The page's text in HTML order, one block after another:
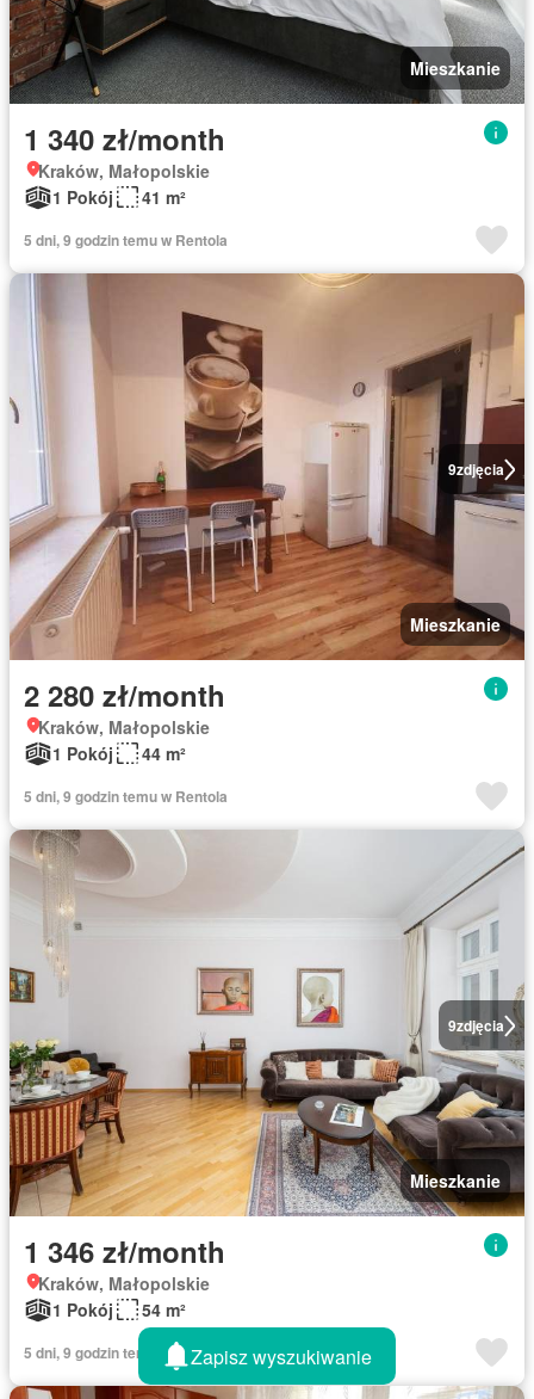
Mieszkanie
1 340 zł/month
Kraków, Małopolskie
1 Pokój
41 m²
5 dni, 9 godzin temu w Rentola
9zdjęcia
Mieszkanie
2 280 zł/month
Kraków, Małopolskie
1 Pokój
44 m²
5 dni, 9 godzin temu w Rentola
9zdjęcia
Mieszkanie
1 346 zł/month
Kraków, Małopolskie
1 Pokój
54 m²
5 dni, 9 godzin temu w RentolaZapisz wyszukiwanie